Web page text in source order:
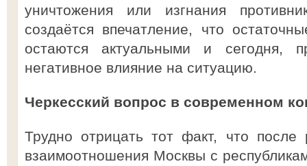
уничтожения или изгнания
создаётся впечатление, что
остаются актуальными и сегодня,
негативное влияние на ситуацию.
Черкесский вопрос в современном
Трудно отрицать тот факт, что после
взаимоотношения Москвы с